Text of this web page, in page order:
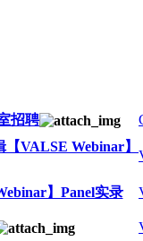
招聘
VALSE Webinar】
】Panel实录